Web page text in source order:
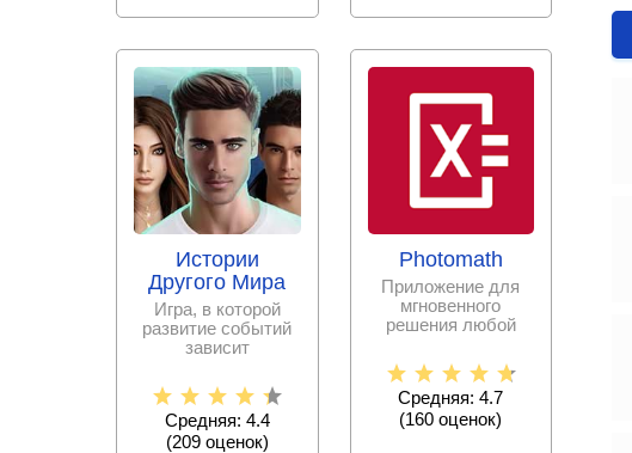
Истории
Другого Мира
Игра, в которой
развитие событий
зависит
принятых тобой
решениях.
Средняя: 4.4
(209оценок)
Photomath
Приложение для
мгновенного
решения любой
задачи с
пошаговыми
Средняя: 4.7
(160 оценок)